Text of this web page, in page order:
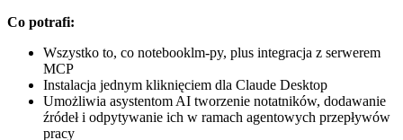
Co potrafi:
Wszystko to, co notebooklm-py, plus integracja z serwerem
MCP
Instalacja jednym kliknięciem dla Claude Desktop
Umożliwia asystentom AI tworzenie notatników, dodawanie
źródeł i odpytywanie ich w ramach agentowych przepływów
pracy